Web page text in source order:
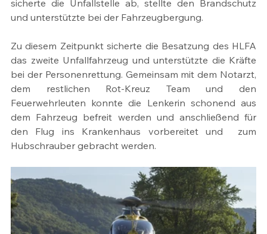
sicherte die Unfallstelle ab, stellte den Brandschutz
und unterstützte bei der Fahrzeugbergung.
Zu diesem Zeitpunkt sicherte die Besatzung des HLFA
das zweite Unfallfahrzeug und unterstützte die Kräfte
bei der Personenrettung. Gemeinsam mit dem Notarzt,
dem restlichen Rot-Kreuz Team und den
Feuerwehrleuten konnte die Lenkerin schonend aus
dem Fahrzeug befreit werden und anschließend für
den Flug ins Krankenhaus vorbereitet und  zum
Hubschrauber gebracht werden.